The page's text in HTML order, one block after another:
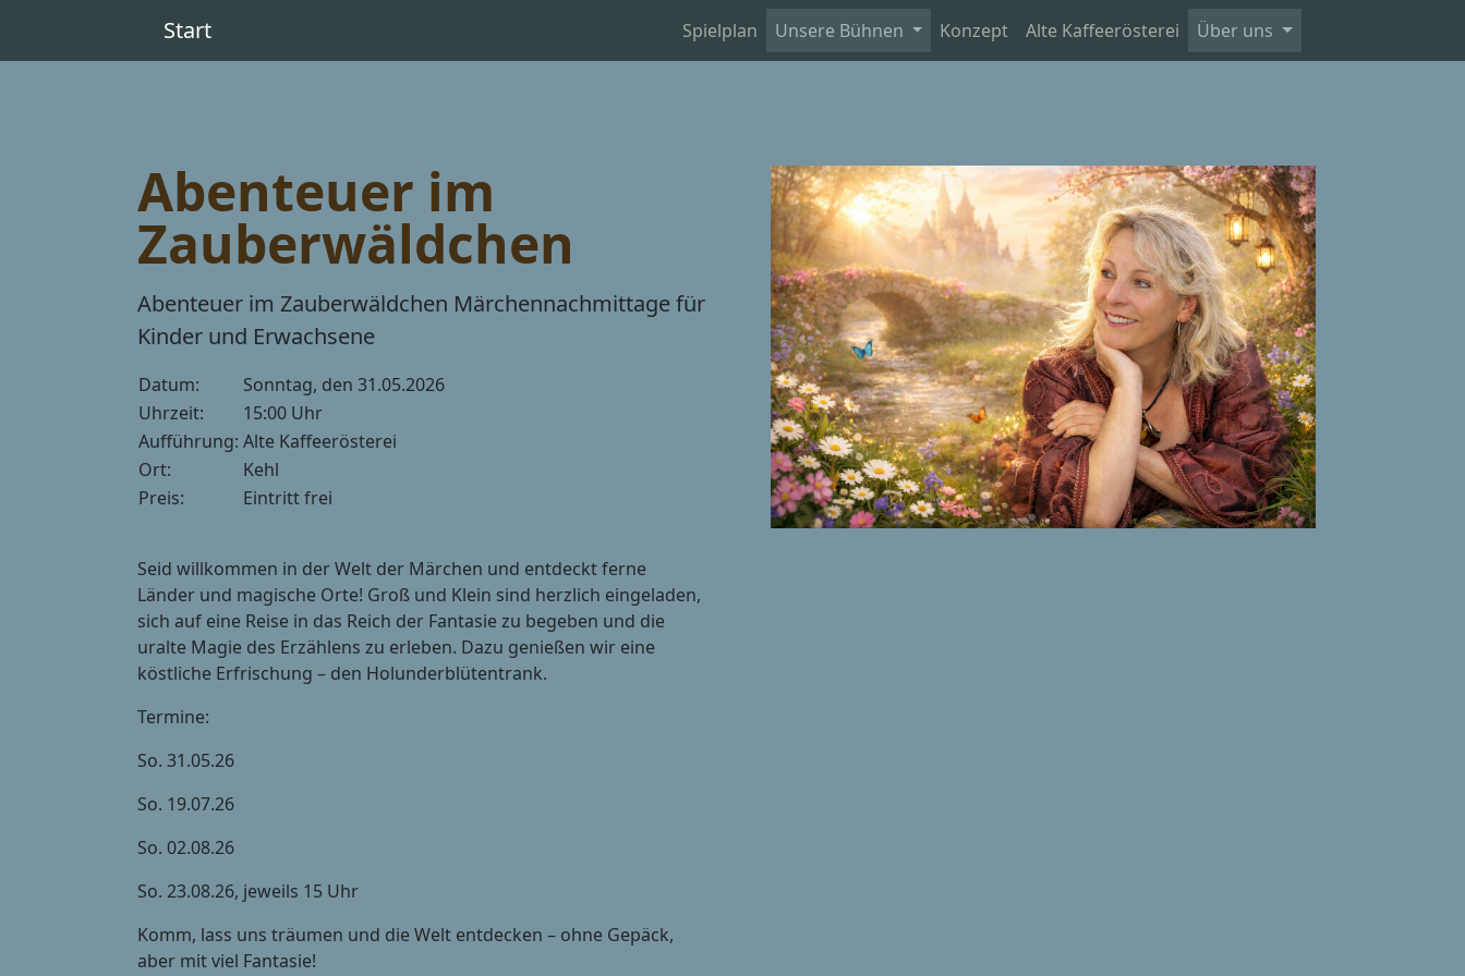
Start Spielplan Unsere Bühnen Konzept Alte Kaffeerösterei Über uns
Abenteuer im
Zauberwäldchen
Abenteuer im Zauberwäldchen Märchennachmittage für
Kinder und Erwachsene
Datum:
Sonntag, den 31.05.2026
Uhrzeit:
15:00 Uhr
Aufführung: Alte Kaffeerösterei
Ort:
Kehl
Preis:
Eintritt frei
Seid willkommen in der Welt der Märchen und entdeckt ferne
Länder und magische Orte! Groß und Klein sind herzlich eingeladen,
sich auf eine Reise in das Reich der Fantasie zu begeben und die
uralte Magie des Erzählens zu erleben. Dazu genießen wir eine
köstliche Erfrischung – den Holunderblütentrank.
Termine:
So. 31.05.26
So. 19.07.26
So. 02.08.26
So. 23.08.26, jeweils 15 Uhr
Komm, lass uns träumen und die Welt entdecken – ohne Gepäck,
aber mit viel Fantasie!